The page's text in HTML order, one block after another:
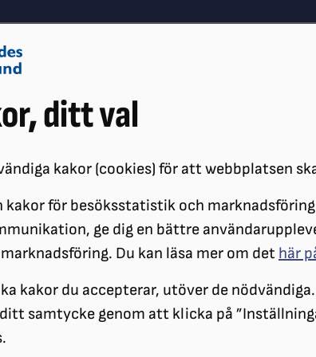
ditt val
kakor (cookies) för att webbplatsen
kakor för besöksstatistik och
ge dig en bättre
Du kan läsa mer om det här
kakor du accepterar, utöver de
samtycke genom att klicka på
Påverkansarbete
DISTRIKT SRF GÖTEBORG KALENDARIUM